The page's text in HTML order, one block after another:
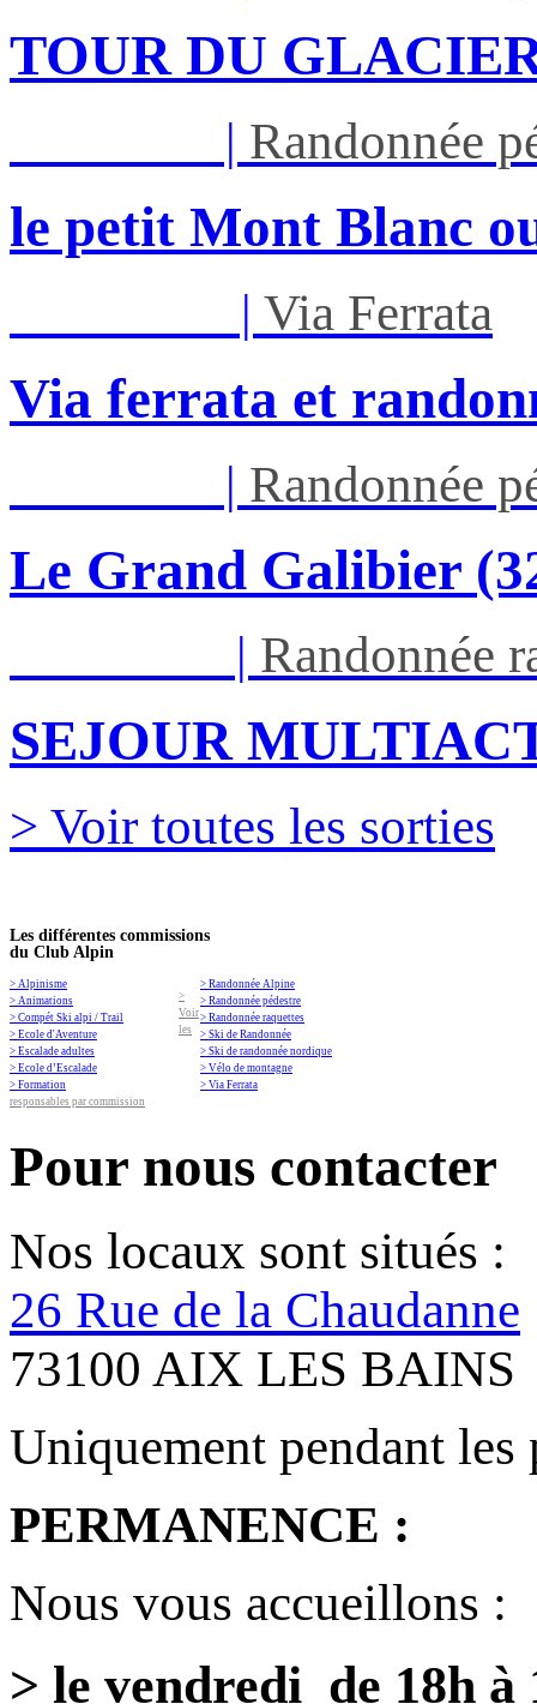
TOUR DU
| Randonnée
le petit Mont Blanc
| Via Ferrata
Via ferrata et
| Randonnée
Le Grand Galibier
| Randonnée
SEJOUR
> Voir toutes les sorties
Les différentes commissions
du Club Alpin
> Alpinisme
> Animations
> Compét Ski alpi / Trail
> Ecole d'Aventure
> Escalade adultes
> Ecole d’Escalade
> Formation
> Randonnée Alpine
> Randonnée pédestre
> Randonnée raquettes
> Ski de Randonnée
> Ski de randonnée nordique
> Vélo de montagne
> Via Ferrata
>
Voir
les
responsables par commission
Pour nous contacter
Nos locaux sont situés :
26 Rue de la Chaudanne
73100 AIX LES BAINS
Uniquement pendant les
PERMANENCE :
Nous vous accueillons :
> le vendredi de 18h à